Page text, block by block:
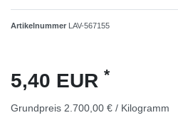
Artikelnummer LAV-567155
5,40 EUR *
Grundpreis 2.700,00 € / Kilogramm